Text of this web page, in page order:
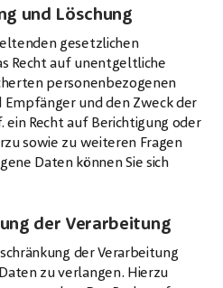
und Löschung
gesetzlichen
Recht auf unentgeltliche
personenbezogenen
und den Zweck der
ein Recht auf Berichtigung oder
sowie zu weiteren Fragen
Daten können Sie sich
der Verarbeitung
der Verarbeitung
zu verlangen. Hierzu